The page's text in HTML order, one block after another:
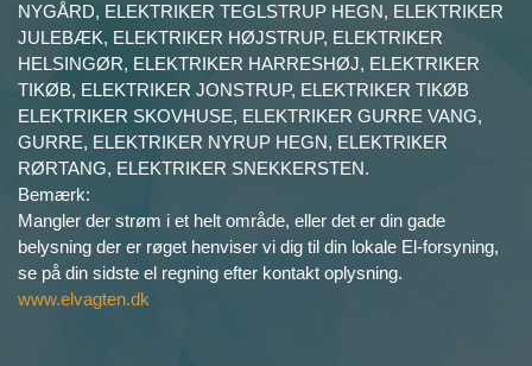
NYGÅRD, ELEKTRIKER TEGLSTRUP HEGN, ELEKTRIKER
JULEBÆK, ELEKTRIKER HØJSTRUP, ELEKTRIKER
HELSINGØR, ELEKTRIKER HARRESHØJ, ELEKTRIKER
TIKØB, ELEKTRIKER JONSTRUP, ELEKTRIKER TIKØB
ELEKTRIKER SKOVHUSE, ELEKTRIKER GURRE VANG,
GURRE, ELEKTRIKER NYRUP HEGN, ELEKTRIKER
RØRTANG, ELEKTRIKER SNEKKERSTEN.
Bemærk:
Mangler der strøm i et helt område, eller det er din gade
belysning der er røget henviser vi dig til din lokale El-forsyning,
se på din sidste el regning efter kontakt oplysning.
www.elvagten.dk